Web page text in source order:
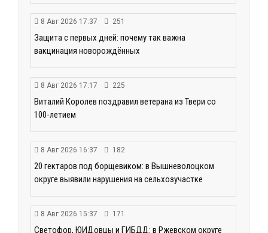
8 Авг 2026 17:37 251
Защита с первых дней: почему так важна
вакцинация новорождённых
8 Авг 2026 17:17 225
Виталий Королев поздравил ветерана из Твери со
100-летием
8 Авг 2026 16:37 182
20 гектаров под борщевиком: в Вышневолоцком
округе выявили нарушения на сельхозучастке
8 Авг 2026 15:37 171
Светофор, ЮИДовцы и ГИБДД: в Ржевском округе